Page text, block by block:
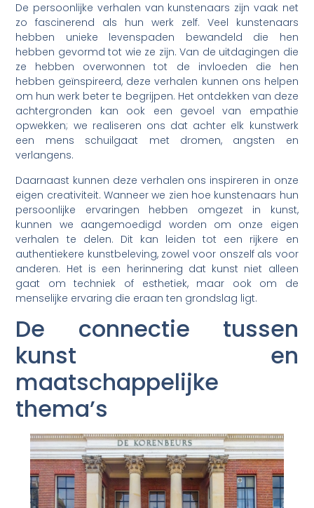
De persoonlijke verhalen van kunstenaars zijn vaak net
zo fascinerend als hun werk zelf. Veel kunstenaars
hebben unieke levenspaden bewandeld die hen
hebben gevormd tot wie ze zijn. Van de uitdagingen die
ze hebben overwonnen tot de invloeden die hen
hebben geïnspireerd, deze verhalen kunnen ons helpen
om hun werk beter te begrijpen. Het ontdekken van deze
achtergronden kan ook een gevoel van empathie
opwekken; we realiseren ons dat achter elk kunstwerk
een mens schuilgaat met dromen, angsten en
verlangens.
Daarnaast kunnen deze verhalen ons inspireren in onze
eigen creativiteit. Wanneer we zien hoe kunstenaars hun
persoonlijke ervaringen hebben omgezet in kunst,
kunnen we aangemoedigd worden om onze eigen
verhalen te delen. Dit kan leiden tot een rijkere en
authentiekere kunstbeleving, zowel voor onszelf als voor
anderen. Het is een herinnering dat kunst niet alleen
gaat om techniek of esthetiek, maar ook om de
menselijke ervaring die eraan ten grondslag ligt.
De connectie tussen
kunst en
maatschappelijke
thema’s